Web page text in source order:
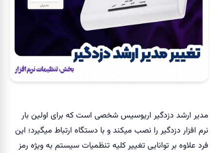
مدیر ارشد دزدگیر اریوسیس شخصی است که برای اولین بار
نرم افزار دزدگیر را نصب میکند و با دستگاه ارتباط میگیرد؛ این
فرد علاوه بر توانایی تغییر کلیه تنظمیات سیستم به ویژه رمز